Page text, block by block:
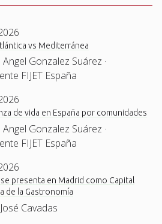
vs Mediterránea
Angel Gonzalez Suárez ·
FIJET España
de vida en España por comunidades
Angel Gonzalez Suárez ·
FIJET España
presenta en Madrid como Capital
de la Gastronomía
Cavadas